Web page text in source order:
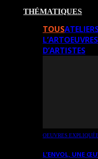
THÉMATIQUES
TOUS
L’ART
D’ARTISTES
OEUVRES
L’ENVOL, UNE